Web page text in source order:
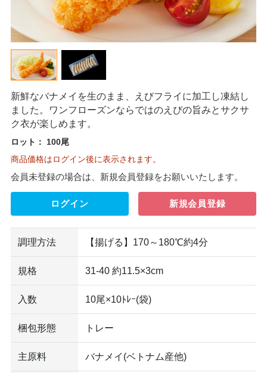
新鮮なバナメイを生のまま、えびフライに加工し凍結し
ました。ワンフローズンならではのえびの旨みとサクサ
ク衣が楽しめます。
ロット：
100尾
商品価格はログイン後に表示されます。
会員未登録の場合は、新規会員登録をお願いいたします。
ログイン 新規会員登録
調理方法 【揚げる】170～180℃約4分
規格 31-40 約11.5×3cm
入数 10尾×10ﾄﾚｰ(袋)
梱包形態 トレー
主原料 バナメイ(ベトナム産他)